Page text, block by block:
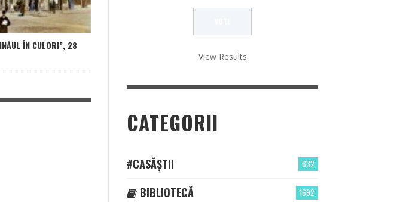
ÎN CULORI”, 28
View Results
CATEGORII
632
#CASĂȘTII
1692
BIBLIOTECĂ